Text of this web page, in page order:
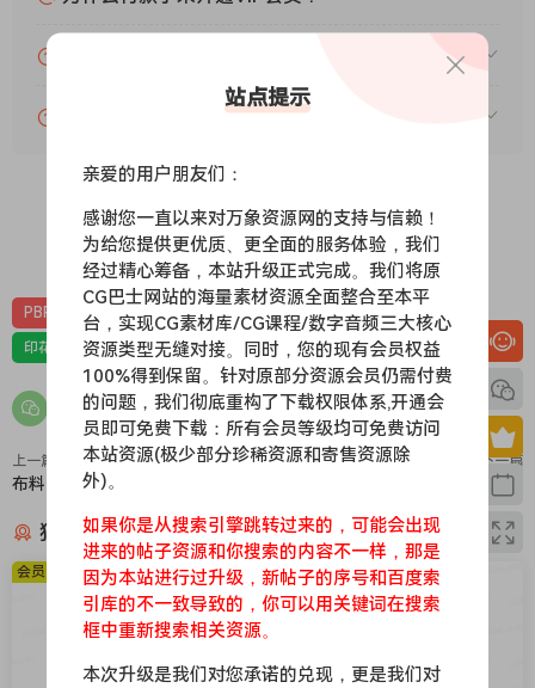
VIP会员剩余时间查询？
0 0
PBR-布料 PBR材质（在线预览）
印花，亚麻，针织，仿皮，布匹，家纺，绒布 材质贴图
上一篇
布料115
下一篇
布料113
猜你喜欢
会员免费 会员免费
站点提示
亲爱的用户朋友们：
感谢您一直以来对万象资源网的支持与信赖！
为给您提供更优质、更全面的服务体验，我们
经过精心筹备，本站升级正式完成。我们将原
CG巴士网站的海量素材资源全面整合至本平
台，实现CG素材库/CG课程/数字音频三大核心
资源类型无缝对接。同时，您的现有会员权益
100%得到保留。针对原部分资源会员仍需付费
的问题，我们彻底重构了下载权限体系,开通会
员即可免费下载：所有会员等级均可免费访问
本站资源(极少部分珍稀资源和寄售资源除
外)。
如果你是从搜索引擎跳转过来的，可能会出现
进来的帖子资源和你搜索的内容不一样，那是
因为本站进行过升级，新帖子的序号和百度索
引库的不一致导致的，你可以用关键词在搜索
框中重新搜索相关资源。
本次升级是我们对您承诺的兑现，更是我们对